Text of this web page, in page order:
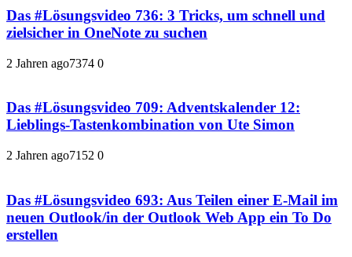
Das #Lösungsvideo 736: 3 Tricks, um schnell und
zielsicher in OneNote zu suchen
2 Jahren ago7374 0
Das #Lösungsvideo 709: Adventskalender 12:
Lieblings-Tastenkombination von Ute Simon
2 Jahren ago7152 0
Das #Lösungsvideo 693: Aus Teilen einer E-Mail im
neuen Outlook/in der Outlook Web App ein To Do
erstellen